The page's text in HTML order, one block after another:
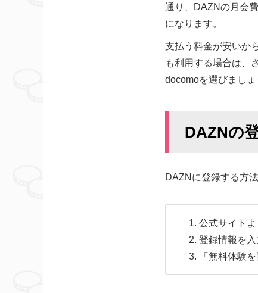
通り、DAZNの月会
になります。
支払う料金が安いか
も利用する場合は、
docomoを選びましょ
DAZNの
DAZNに登録する方
公式サイト
登録情報を
「無料体験